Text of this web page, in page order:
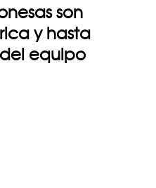
son
y hasta
equipo